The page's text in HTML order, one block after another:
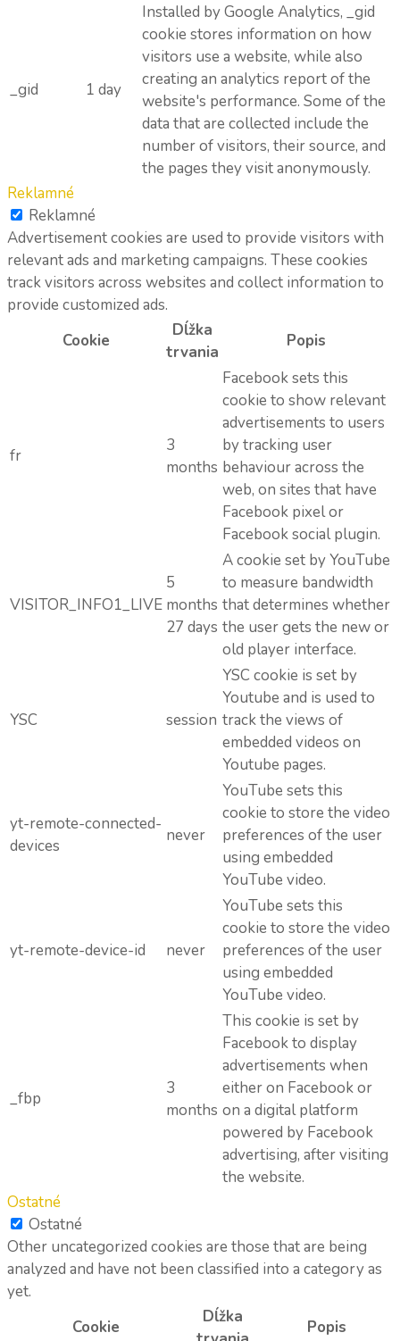
_gid 1 day
Installed by Google Analytics, _gid
cookie stores information on how
visitors use a website, while also
creating an analytics report of the
website's performance. Some of the
data that are collected include the
number of visitors, their source, and
the pages they visit anonymously.
Reklamné
Reklamné
Advertisement cookies are used to provide visitors with
relevant ads and marketing campaigns. These cookies
track visitors across websites and collect information to
provide customized ads.
Cookie
Dĺžka
trvania
Popis
fr
3
months
Facebook sets this
cookie to show relevant
advertisements to users
by tracking user
behaviour across the
web, on sites that have
Facebook pixel or
Facebook social plugin.
VISITOR_INFO1_LIVE
5
months
27 days
A cookie set by YouTube
to measure bandwidth
that determines whether
the user gets the new or
old player interface.
YSC session
YSC cookie is set by
Youtube and is used to
track the views of
embedded videos on
Youtube pages.
yt-remote-connected-
devices
never
YouTube sets this
cookie to store the video
preferences of the user
using embedded
YouTube video.
yt-remote-device-id never
YouTube sets this
cookie to store the video
preferences of the user
using embedded
YouTube video.
_fbp
3
months
This cookie is set by
Facebook to display
advertisements when
either on Facebook or
on a digital platform
powered by Facebook
advertising, after visiting
the website.
Ostatné
Ostatné
Other uncategorized cookies are those that are being
analyzed and have not been classified into a category as
yet.
Cookie
Dĺžka
Popis